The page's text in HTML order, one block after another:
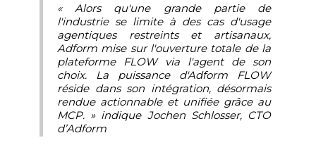
« Alors qu'une grande partie de
l'industrie se limite à des cas d'usage
agentiques restreints et artisanaux,
Adform mise sur l'ouverture totale de la
plateforme FLOW via l'agent de son
choix. La puissance d'Adform FLOW
réside dans son intégration, désormais
rendue actionnable et unifiée grâce au
MCP. » indique Jochen Schlosser, CTO
d’Adform